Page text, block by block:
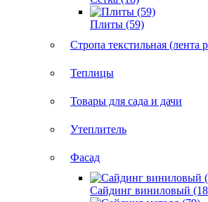
Плиты (59)
Стропа текстильная (лента
Теплицы
Товары для сада и дачи
Утеплитель
Фасад
Сайдинг виниловый